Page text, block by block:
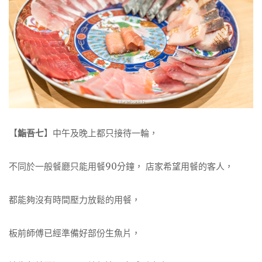
【鮨吾七】中午及晚上都只接待一輪，
不同於一般餐廳只能用餐90分鐘， 店家希望用餐的客人，
都能夠沒有時間壓力放鬆的用餐，
板前師傅已經準備好部份生魚片，